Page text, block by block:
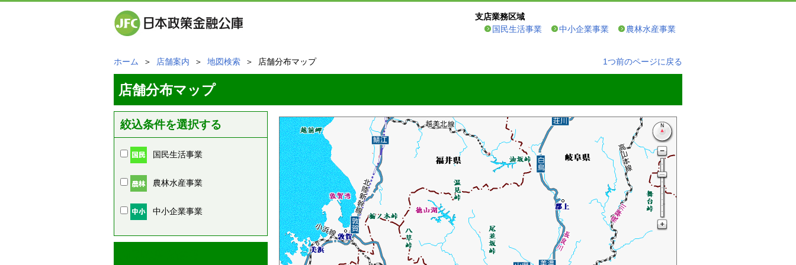
支店業務区域
国民生活事業
中小企業事業 農林水産事業
ホーム ＞ 店舗案内 ＞ 地図検索 ＞ 店舗分布マップ 1つ前のページに戻る
店舗分布マップ
絞込条件を選択する
国民生活事業
農林水産事業
中小企業事業